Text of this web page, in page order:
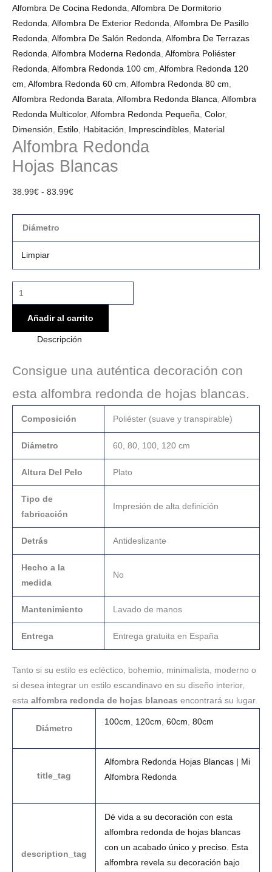
Alfombra De Cocina Redonda, Alfombra De Dormitorio
Redonda, Alfombra De Exterior Redonda, Alfombra De Pasillo
Redonda, Alfombra De Salón Redonda, Alfombra De Terrazas
Redonda, Alfombra Moderna Redonda, Alfombra Poliéster
Redonda, Alfombra Redonda 100 cm, Alfombra Redonda 120
cm, Alfombra Redonda 60 cm, Alfombra Redonda 80 cm,
Alfombra Redonda Barata, Alfombra Redonda Blanca, Alfombra
Redonda Multicolor, Alfombra Redonda Pequeña, Color,
Dimensión, Estilo, Habitación, Imprescindibles, Material
Alfombra Redonda
Hojas Blancas
38.99€ - 83.99€
Diámetro
Limpiar
Añadir al carrito
Descripción
Consigue una auténtica decoración con
esta alfombra redonda de hojas blancas.
Composición Poliéster (suave y transpirable)
Diámetro 60, 80, 100, 120 cm
Altura Del Pelo Plato
Tipo de
fabricación
Impresión de alta definición
Detrás Antideslizante
Hecho a la
medida
No
Mantenimiento Lavado de manos
Entrega Entrega gratuita en España
Tanto si su estilo es ecléctico, bohemio, minimalista, moderno o
si desea integrar un estilo escandinavo en su diseño interior,
esta alfombra redonda de hojas blancas encontrará su lugar.
Diámetro
100cm 120cm 60cm 80cm
title_tag
Alfombra Redonda Hojas Blancas | Mi
Alfombra Redonda
description_tag
Dé vida a su decoración con esta
alfombra redonda de hojas blancas
con un acabado único y preciso. Esta
alfombra revela su decoración bajo